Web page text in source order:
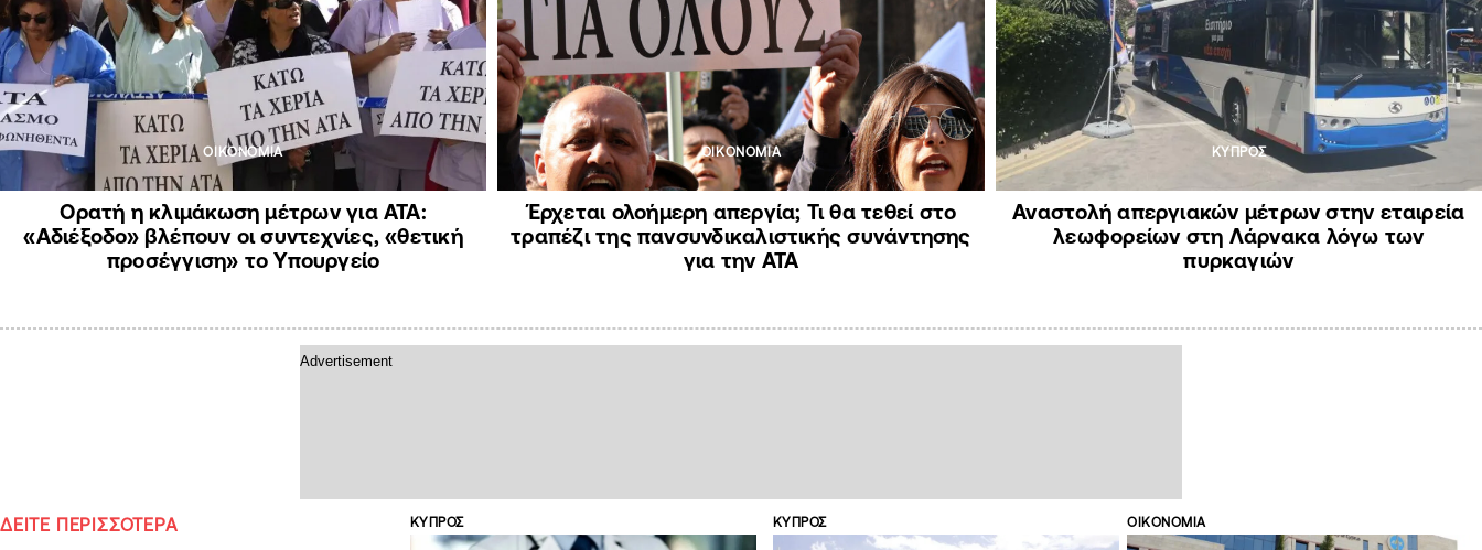
ΟΙΚΟΝΟΜΙΑ
Ορατή η κλιμάκωση μέτρων για ΑΤΑ:
«Αδιέξοδο» βλέπουν οι συντεχνίες, «θετική
προσέγγιση» το Υπουργείο
ΟΙΚΟΝΟΜΙΑ
Έρχεται ολοήμερη απεργία; Τι θα τεθεί στο
τραπέζι της πανσυνδικαλιστικής συνάντησης
για την ΑΤΑ
ΚΥΠΡΟΣ
Αναστολή απεργιακών μέτρων στην εταιρεία
λεωφορείων στη Λάρνακα λόγω των
πυρκαγιών
ΔΕΙΤΕ ΠΕΡΙΣΣΟΤΕΡΑ ΚΥΠΡΟΣ ΚΥΠΡΟΣ ΟΙΚΟΝΟΜΙΑ